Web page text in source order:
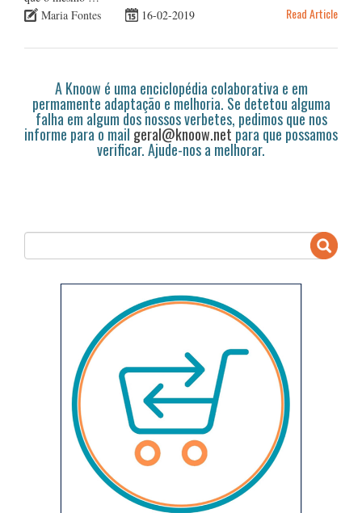
Maria Fontes
16-02-2019 Read Article
A Knoow é uma enciclopédia colaborativa e em
permamente adaptação e melhoria. Se detetou alguma
falha em algum dos nossos verbetes, pedimos que nos
informe para o mail geral@knoow.netpara que possamos
verificar. Ajude-nos a melhorar.